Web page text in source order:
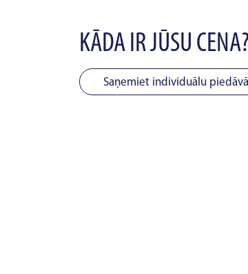
KĀDA IR JŪSU
Saņemiet individuālu